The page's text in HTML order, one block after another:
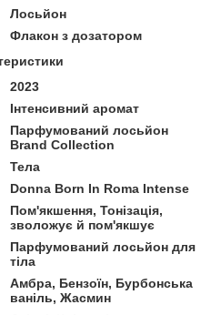
Лосьйон
Флакон з дозатором
2023
Інтенсивний аромат
Парфумований лосьйон
Brand Collection
Тела
Donna Born In Roma Intense
Пом'якшення, Тонізація,
зволожує й пом'якшує
Парфумований лосьйон для
тіла
Амбра, Бензоїн, Бурбонська
ваніль, Жасмин